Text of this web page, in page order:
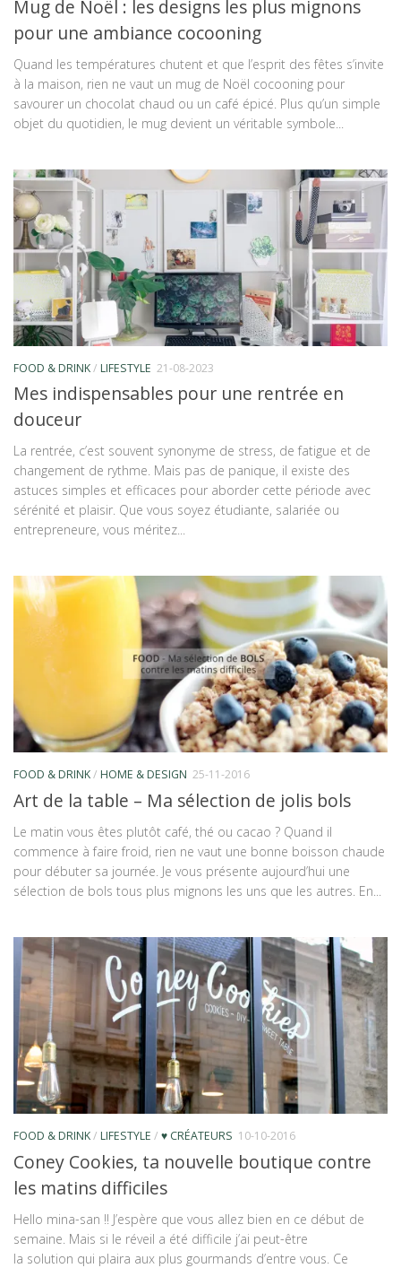
Mug de Noël : les designs les plus mignons
pour une ambiance cocooning
Quand les températures chutent et que l’esprit des fêtes s’invite
à la maison, rien ne vaut un mug de Noël cocooning pour
savourer un chocolat chaud ou un café épicé. Plus qu’un simple
objet du quotidien, le mug devient un véritable symbole...
FOOD & DRINK/ LIFESTYLE 21-08-2023
Mes indispensables pour une rentrée en
douceur
La rentrée, c’est souvent synonyme de stress, de fatigue et de
changement de rythme. Mais pas de panique, il existe des
astuces simples et efficaces pour aborder cette période avec
sérénité et plaisir. Que vous soyez étudiante, salariée ou
entrepreneure, vous méritez...
FOOD & DRINK/ HOME & DESIGN 25-11-2016
Art de la table – Ma sélection de jolis bols
Le matin vous êtes plutôt café, thé ou cacao ? Quand il
commence à faire froid, rien ne vaut une bonne boisson chaude
pour débuter sa journée. Je vous présente aujourd’hui une
sélection de bols tous plus mignons les uns que les autres. En...
FOOD & DRINK/ LIFESTYLE / ♥ CRÉATEURS 10-10-2016
Coney Cookies, ta nouvelle boutique contre
les matins difficiles
Hello mina-san !! J’espère que vous allez bien en ce début de
semaine. Mais si le réveil a été difficile j’ai peut-être
la solution qui plaira aux plus gourmands d’entre vous. Ce